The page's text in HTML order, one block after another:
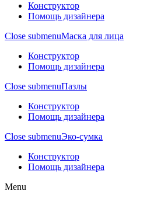
Конструктор
Помощь дизайнера
Close submenuМаска для лица
Конструктор
Помощь дизайнера
Close submenuПазлы
Конструктор
Помощь дизайнера
Close submenuЭко-сумка
Конструктор
Помощь дизайнера
Menu